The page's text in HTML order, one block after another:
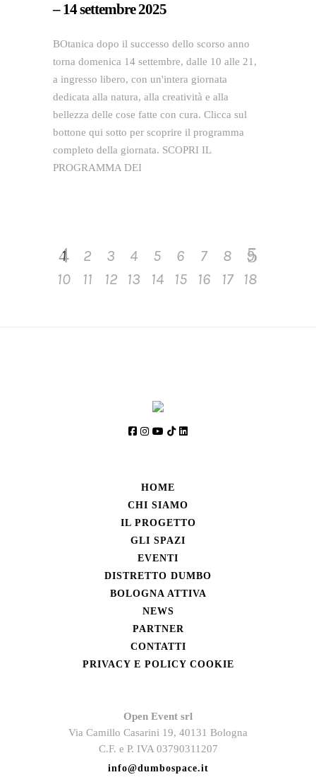
– 14 settembre 2025
BOtanica dopo il successo dello scorso anno
torna domenica 14 settembre, dalle 10 alle 21,
a ingresso libero, con un'intera giornata
dedicata alla natura, alla creatività e alla
bellezza delle cose fatte con cura. Clicca sul
bottone qui sotto per scoprire il programma
completo della giornata. SCOPRI IL
PROGRAMMA DEI
1 2 3 4 5 6 7 8
9
10
11 12 13 14 15 16 17 18
HOME
CHI SIAMO
IL PROGETTO
GLI SPAZI
EVENTI
DISTRETTO DUMBO
BOLOGNA ATTIVA
NEWS
PARTNER
CONTATTI
PRIVACY E POLICY COOKIE
Open Event srl
Via Camillo Casarini 19, 40131 Bologna
C.F. e P. IVA 03790311207
info@dumbospace.it